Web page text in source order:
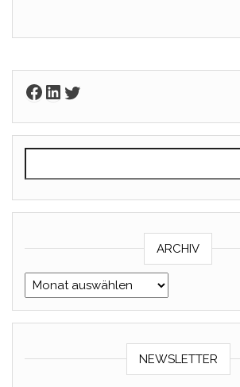
Facebook
LinkedIn
Twitter
ARCHIV
Archiv
NEWSLETTER